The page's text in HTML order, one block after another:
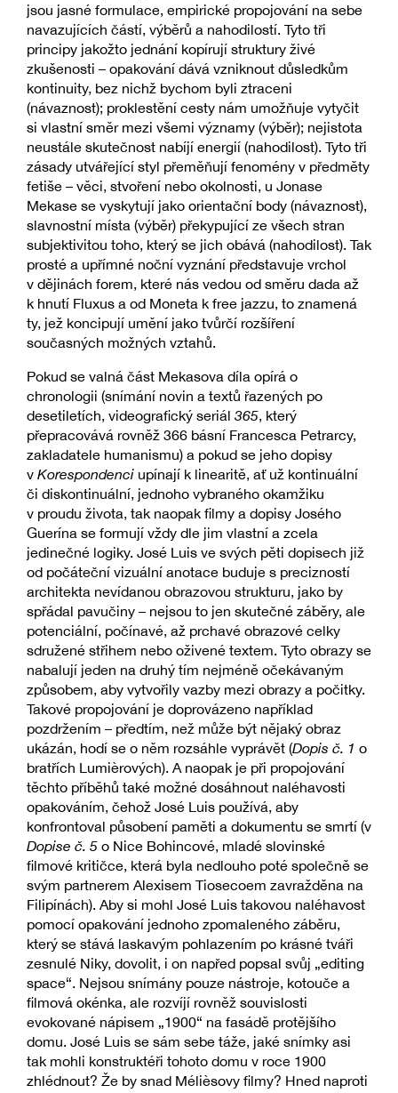
jsou jasné formulace, empirické propojování na sebe
navazujících částí, výběrů a nahodilostí. Tyto tři
principy jakožto jednání kopírují struktury živé
zkušenosti – opakování dává vzniknout důsledkům
kontinuity, bez nichž bychom byli ztraceni
(návaznost); proklestění cesty nám umožňuje vytyčit
si vlastní směr mezi všemi významy (výběr); nejistota
neustále skutečnost nabíjí energií (nahodilost). Tyto tři
zásady utvářející styl přeměňují fenomény v předměty
fetiše – věci, stvoření nebo okolnosti, u Jonase
Mekase se vyskytují jako orientační body (návaznost),
slavnostní místa (výběr) překypující ze všech stran
subjektivitou toho, který se jich obává (nahodilost). Tak
prosté a upřímné noční vyznání představuje vrchol
v dějinách forem, které nás vedou od směru dada až
k hnutí Fluxus a od Moneta k free jazzu, to znamená
ty, jež koncipují umění jako tvůrčí rozšíření
současných možných vztahů.
Pokud se valná část Mekasova díla opírá o
chronologii (snímání novin a textů řazených po
desetiletích, videografický seriál 365, který
přepracovává rovněž 366 básní Francesca Petrarcy,
zakladatele humanismu) a pokud se jeho dopisy
v Korespondenci upínají k linearitě, ať už kontinuální
či diskontinuální, jednoho vybraného okamžiku
v proudu života, tak naopak filmy a dopisy Josého
Guerína se formují vždy dle jim vlastní a zcela
jedinečné logiky. José Luis ve svých pěti dopisech již
od počáteční vizuální anotace buduje s precizností
architekta nevídanou obrazovou strukturu, jako by
spřádal pavučiny – nejsou to jen skutečné záběry, ale
potenciální, počínavé, až prchavé obrazové celky
sdružené střihem nebo oživené textem. Tyto obrazy se
nabalují jeden na druhý tím nejméně očekávaným
způsobem, aby vytvořily vazby mezi obrazy a počitky.
Takové propojování je doprovázeno například
pozdržením – předtím, než může být nějaký obraz
ukázán, hodí se o něm rozsáhle vyprávět (Dopis č. 1 o
bratřích Lumièrových). A naopak je při propojování
těchto příběhů také možné dosáhnout naléhavosti
opakováním, čehož José Luis používá, aby
konfrontoval působení paměti a dokumentu se smrtí (v
Dopise č. 5 o Nice Bohincové, mladé slovinské
filmové kritičce, která byla nedlouho poté společně se
svým partnerem Alexisem Tiosecoem zavražděna na
Filipínách). Aby si mohl José Luis takovou naléhavost
pomocí opakování jednoho zpomaleného záběru,
který se stává laskavým pohlazením po krásné tváři
zesnulé Niky, dovolit, i on napřed popsal svůj „editing
space“. Nejsou snímány pouze nástroje, kotouče a
filmová okénka, ale rozvíjí rovněž souvislosti
evokované nápisem „1900“ na fasádě protějšího
domu. José Luis se sám sebe táže, jaké snímky asi
tak mohli konstruktéři tohoto domu v roce 1900
zhlédnout? Že by snad Mélièsovy filmy? Hned naproti